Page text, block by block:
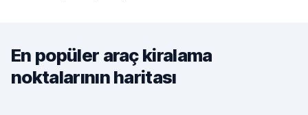
En popüler araç kiralama
noktalarının haritası